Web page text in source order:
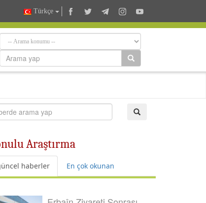
Türkçe
Araştırma
haberler En çok okunan